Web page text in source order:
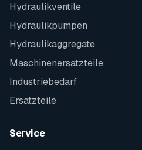
Hydraulikventile
Hydraulikpumpen
Hydraulikaggregate
Maschinenersatzteile
Industriebedarf
Ersatzteile
Service